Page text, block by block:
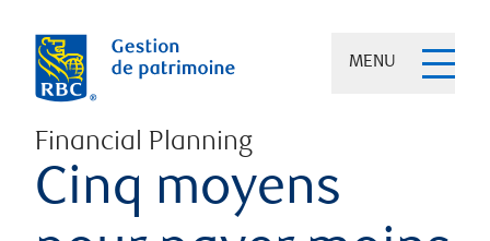
MENU
Financial Planning
Cinq moyens